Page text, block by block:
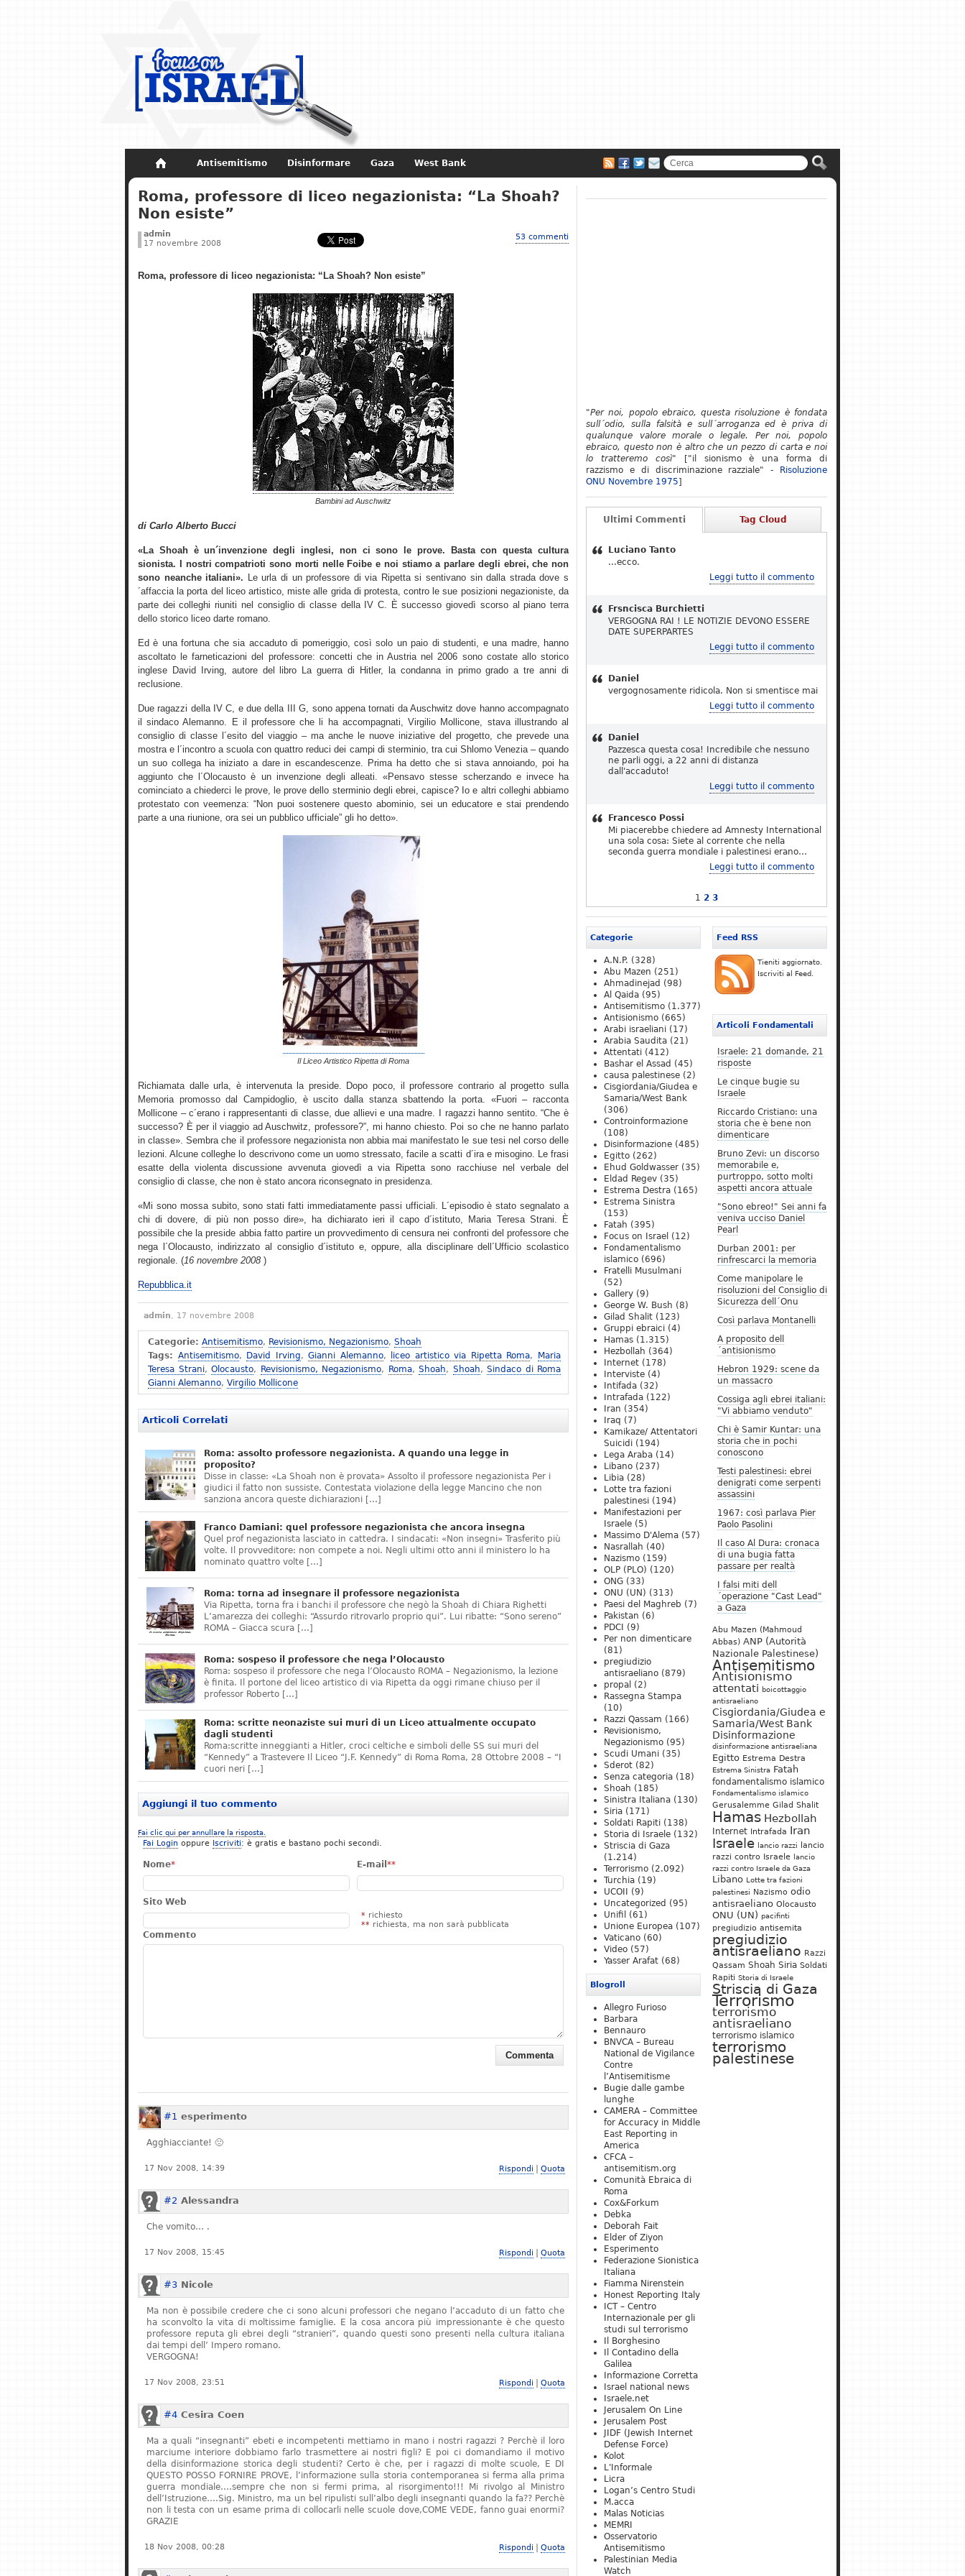
Antisemitismo Disinformare Gaza West Bank
Non dimenticare Storia di Israele
Roma, professore di liceo negazionista: “La Shoah?
Non esiste”
admin
17 novembre 2008
53 commenti
Roma, professore di liceo negazionista: “La Shoah? Non esiste”
Bambini ad Auschwitz
di Carlo Alberto Bucci
«La Shoah è un´invenzione degli inglesi, non ci sono le prove. Basta con questa cultura
sionista. I nostri compatrioti sono morti nelle Foibe e noi stiamo a parlare degli ebrei, che non
sono neanche italiani». Le urla di un professore di via Ripetta si sentivano sin dalla strada dove s
´affaccia la porta del liceo artistico, miste alle grida di protesta, contro le sue posizioni negazioniste, da
parte dei colleghi riuniti nel consiglio di classe della IV C. È successo giovedì scorso al piano terra
dello storico liceo darte romano.
Ed è una fortuna che sia accaduto di pomeriggio, così solo un paio di studenti, e una madre, hanno
ascoltato le farneticazioni del professore: concetti che in Austria nel 2006 sono costate allo storico
inglese David Irving, autore del libro La guerra di Hitler, la condanna in primo grado a tre anni di
reclusione.
Due ragazzi della IV C, e due della III G, sono appena tornati da Auschwitz dove hanno accompagnato
il sindaco Alemanno. E il professore che li ha accompagnati, Virgilio Mollicone, stava illustrando al
consiglio di classe l´esito del viaggio – ma anche le nuove iniziative del progetto, che prevede una
mostra e l´incontro a scuola con quattro reduci dei campi di sterminio, tra cui Shlomo Venezia – quando
un suo collega ha iniziato a dare in escandescenze. Prima ha detto che si stava annoiando, poi ha
aggiunto che l´Olocausto è un invenzione degli alleati. «Pensavo stesse scherzando e invece ha
cominciato a chiederci le prove, le prove dello sterminio degli ebrei, capisce? Io e altri colleghi abbiamo
protestato con veemenza: “Non puoi sostenere questo abominio, sei un educatore e stai prendendo
parte a una riunione, ora sei un pubblico ufficiale” gli ho detto».
Il Liceo Artistico Ripetta di Roma
Richiamata dalle urla, è intervenuta la preside. Dopo poco, il professore contrario al progetto sulla
Memoria promosso dal Campidoglio, è uscito dalla stanza sbattendo la porta. «Fuori – racconta
Mollicone – c´erano i rappresentanti di classe, due allievi e una madre. I ragazzi hanno sentito. “Che è
successo? È per il viaggio ad Auschwitz, professore?”, mi hanno chiesto. Poi so che ne hanno parlato
in classe». Sembra che il professore negazionista non abbia mai manifestato le sue tesi nel corso delle
lezioni. Alcune colleghe lo descrivono come un uomo stressato, facile a scatti d´ira e misogino. Le frasi
esatte della violenta discussione avvenuta giovedì a via Ripetta sono racchiuse nel verbale del
consiglio di classe, che non è stato ancora riconsegnato in presidenza.
«Mi sono mossa subito, sono stati fatti immediatamente passi ufficiali. L´episodio è stato segnalato a
chi di dovere, di più non posso dire», ha dichiarato ieri il capo d´istituto, Maria Teresa Strani. È
possibile che la preside abbia fatto partire un provvedimento di censura nei confronti del professore che
nega l´Olocausto, indirizzato al consiglio d´istituto e, oppure, alla disciplinare dell´Ufficio scolastico
regionale. (16 novembre 2008 )
Repubblica.it
admin, 17 novembre 2008
Categorie: Antisemitismo, Revisionismo, Negazionismo, Shoah
Tags: Antisemitismo, David Irving,Gianni Alemanno, liceo artistico via Ripetta Roma,
Maria
Teresa Strani, Olocausto, Revisionismo, Negazionismo, Roma, Shoah, Shoah, Sindaco di Roma
Gianni Alemanno, Virgilio Mollicone
Articoli Correlati
Roma: assolto professore negazionista. A quando una legge in
proposito?
Disse in classe: «La Shoah non è provata» Assolto il professore negazionista Per i
giudici il fatto non sussiste. Contestata violazione della legge Mancino che non
sanziona ancora queste dichiarazioni […]
Franco Damiani: quel professore negazionista che ancora insegna
Quel prof negazionista lasciato in cattedra. I sindacati: «Non insegni» Trasferito più
volte. Il provveditore: non compete a noi. Negli ultimi otto anni il ministero lo ha
nominato quattro volte […]
Roma: torna ad insegnare il professore negazionista
Via Ripetta, torna fra i banchi il professore che negò la Shoah di Chiara Righetti
L’amarezza dei colleghi: “Assurdo ritrovarlo proprio qui”. Lui ribatte: “Sono sereno”
ROMA – Giacca scura […]
Roma: sospeso il professore che nega l’Olocausto
Roma: sospeso il professore che nega l’Olocausto ROMA – Negazionismo, la lezione
è finita. Il portone del liceo artistico di via Ripetta da oggi rimane chiuso per il
professor Roberto […]
Roma: scritte neonaziste sui muri di un Liceo attualmente occupato
dagli studenti
Roma:scritte inneggianti a Hitler, croci celtiche e simboli delle SS sui muri del
“Kennedy” a Trastevere Il Liceo “J.F. Kennedy” di Roma Roma, 28 Ottobre 2008 – “I
cuori neri […]
Aggiungi il tuo commento
Fai clic qui per annullare la risposta.
Fai Login oppure Iscriviti: è gratis e bastano pochi secondi.
Nome* E-mail **
Sito Web
* richiesto
** richiesta, ma non sarà pubblicata
Commento
#1 esperimento
Agghiacciante! 🙁
17 Nov 2008, 14:39 Rispondi Quota
#2 Alessandra
Che vomito… .
17 Nov 2008, 15:45 Rispondi Quota
#3 Nicole
Ma non è possibile credere che ci sono alcuni professori che negano l’accaduto di un fatto che
ha sconvolto la vita di moltissime famiglie. E la cosa ancora più impressionante è che questo
professore reputa gli ebrei degli “stranieri”, quando questi sono presenti nella cultura italiana
dai tempi dell’ Impero romano.
VERGOGNA!
17 Nov 2008, 23:51 Rispondi Quota
#4 Cesira Coen
Ma a quali “insegnanti” ebeti e incompetenti mettiamo in mano i nostri ragazzi ? Perchè il loro
marciume interiore dobbiamo farlo trasmettere ai nostri figli? E poi ci domandiamo il motivo
della disinformazione storica degli studenti? Certo è che, per i ragazzi di molte scuole, E DI
QUESTO POSSO FORNIRE PROVE, l’informazione sulla storia contemporanea si ferma alla prima
guerra mondiale….sempre che non si fermi prima, al risorgimento!!! Mi rivolgo al Ministro
dell’Istruzione….Sig. Ministro, ma un bel ripulisti sull’albo degli insegnanti quando la fa?? Perchè
non li testa con un esame prima di collocarli nelle scuole dove,COME VEDE, fanno guai enormi?
GRAZIE
18 Nov 2008, 00:28 Rispondi Quota
"Per noi, popolo ebraico, questa risoluzione è fondata
sull´odio, sulla falsità e sull´arroganza ed è priva di
qualunque valore morale o legale. Per noi, popolo
ebraico, questo non è altro che un pezzo di carta e noi
lo tratteremo così" ["il sionismo è una forma di
razzismo e di discriminazione razziale" -
Risoluzione
ONU Novembre 1975]
Ultimi Commenti Tag Cloud
Luciano Tanto
...ecco.
Leggi tutto il commento
Frsncisca Burchietti
VERGOGNA RAI ! LE NOTIZIE DEVONO ESSERE
DATE SUPERPARTES
Leggi tutto il commento
Daniel
vergognosamente ridicola. Non si smentisce mai
Leggi tutto il commento
Daniel
Pazzesca questa cosa! Incredibile che nessuno
ne parli oggi, a 22 anni di distanza
dall'accaduto!
Leggi tutto il commento
Francesco Possi
Mi piacerebbe chiedere ad Amnesty International
una sola cosa: Siete al corrente che nella
seconda guerra mondiale i palestinesi erano…
Leggi tutto il commento
1 2 3
Feed RSS
Tieniti aggiornato.
Iscriviti al Feed.
Articoli Fondamentali
Israele: 21 domande, 21
risposte
Le cinque bugie su
Israele
Riccardo Cristiano: una
storia che è bene non
dimenticare
Bruno Zevi: un discorso
memorabile e,
purtroppo, sotto molti
aspetti ancora attuale
"Sono ebreo!" Sei anni fa
veniva ucciso Daniel
Pearl
Durban 2001: per
rinfrescarci la memoria
Come manipolare le
risoluzioni del Consiglio di
Sicurezza dell´Onu
Così parlava Montanelli
A proposito dell
´antisionismo
Hebron 1929: scene da
un massacro
Cossiga agli ebrei italiani:
"Vi abbiamo venduto"
Chi è Samir Kuntar: una
storia che in pochi
conoscono
Testi palestinesi: ebrei
denigrati come serpenti
assassini
1967: così parlava Pier
Paolo Pasolini
Il caso Al Dura: cronaca
di una bugia fatta
passare per realtà
I falsi miti dell
´operazione "Cast Lead"
a Gaza
Abu Mazen (Mahmoud
Abbas) ANP (Autorità
Nazionale Palestinese)
Antisemitismo
Antisionismo
attentati boicottaggio
antisraeliano
Cisgiordania/Giudea e
Samaria/West Bank
Disinformazione
disinformazione antisraeliana
Egitto Estrema Destra
Estrema Sinistra Fatah
fondamentalismo islamico
Fondamentalismo islamico
Gerusalemme Gilad Shalit
Hamas Hezbollah
Internet Intrafada Iran
Israele lancio razzi
lancio
razzi contro Israele lancio
razzi contro Israele da Gaza
Libano Lotte tra fazioni
palestinesi Nazismo odio
antisraeliano Olocausto
ONU (UN) pacifinti
pregiudizio antisemita
pregiudizio
antisraeliano Razzi
Qassam Shoah Siria Soldati
Rapiti Storia di Israele
Striscia di Gaza
Terrorismo
terrorismo
antisraeliano
terrorismo islamico
terrorismo
palestinese
Categorie
A.N.P. (328)
Abu Mazen (251)
Ahmadinejad (98)
Al Qaida (95)
Antisemitismo (1.377)
Antisionismo (665)
Arabi israeliani (17)
Arabia Saudita (21)
Attentati (412)
Bashar el Assad (45)
causa palestinese (2)
Cisgiordania/Giudea e
Samaria/West Bank
(306)
Controinformazione
(108)
Disinformazione (485)
Egitto (262)
Ehud Goldwasser (35)
Eldad Regev (35)
Estrema Destra (165)
Estrema Sinistra
(153)
Fatah (395)
Focus on Israel (12)
Fondamentalismo
islamico (696)
Fratelli Musulmani
(52)
Gallery (9)
George W. Bush (8)
Gilad Shalit (123)
Gruppi ebraici (4)
Hamas (1.315)
Hezbollah (364)
Internet (178)
Interviste (4)
Intifada (32)
Intrafada (122)
Iran (354)
Iraq (7)
Kamikaze/ Attentatori
Suicidi (194)
Lega Araba (14)
Libano (237)
Libia (28)
Lotte tra fazioni
palestinesi (194)
Manifestazioni per
Israele (5)
Massimo D'Alema (57)
Nasrallah (40)
Nazismo (159)
OLP (PLO) (120)
ONG (33)
ONU (UN) (313)
Paesi del Maghreb (7)
Pakistan (6)
PDCI
(9)
Per non dimenticare
(81)
pregiudizio
antisraeliano (879)
propal (2)
Rassegna Stampa
(10)
Razzi Qassam (166)
Revisionismo,
Negazionismo (95)
Scudi Umani (35)
Sderot (82)
Senza categoria (18)
Shoah (185)
Sinistra Italiana (130)
Siria (171)
Soldati Rapiti (138)
Storia di Israele (132)
Striscia di Gaza
(1.214)
Terrorismo (2.092)
Turchia (19)
UCOII
(9)
Uncategorized (95)
Unifil
(61)
Unione Europea (107)
Vaticano (60)
Video (57)
Yasser Arafat (68)
Blogroll
Allegro Furioso
Barbara
Bennauro
BNVCA – Bureau
National de Vigilance
Contre
l’Antisemitisme
Bugie dalle gambe
lunghe
CAMERA – Committee
for Accuracy in Middle
East Reporting in
America
CFCA –
antisemitism.org
Comunità Ebraica di
Roma
Cox&Forkum
Debka
Deborah Fait
Elder of Ziyon
Esperimento
Federazione Sionistica
Italiana
Fiamma Nirenstein
Honest Reporting Italy
ICT – Centro
Internazionale per gli
studi sul terrorismo
Il Borghesino
Il Contadino della
Galilea
Informazione Corretta
Israel national news
Israele.net
Jerusalem On Line
Jerusalem Post
JIDF (Jewish Internet
Defense Force)
Kolot
L'Informale
Licra
Logan’s Centro Studi
M.acca
Malas Noticias
MEMRI
Osservatorio
Antisemitismo
Palestinian Media
Watch